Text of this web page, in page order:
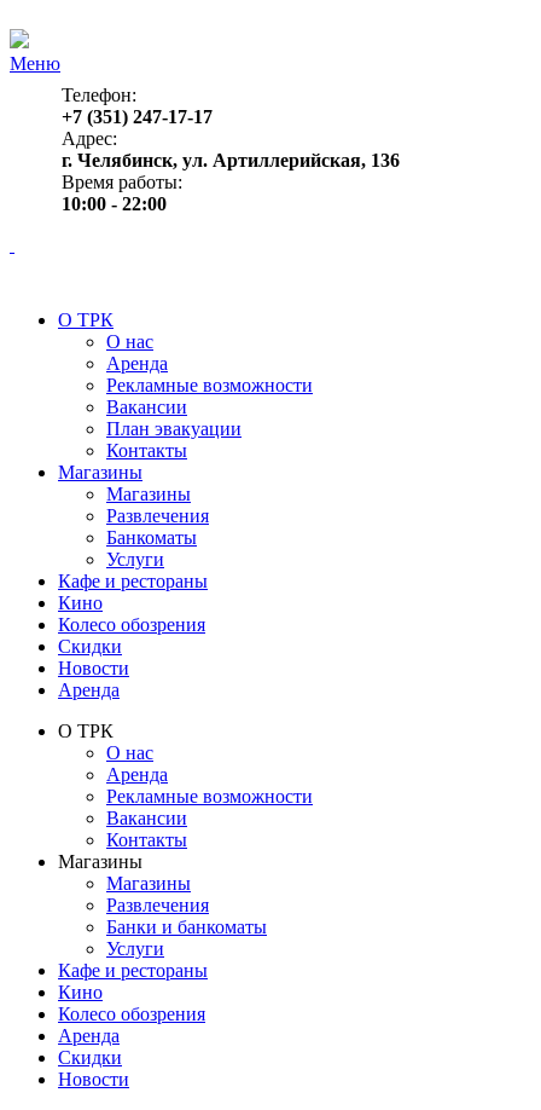
Меню
Телефон:
+7 (351) 247-17-17
Адрес:
г. Челябинск, ул. Артиллерийская, 136
Время работы:
10:00 - 22:00
О ТРК
О нас
Аренда
Рекламные возможности
Вакансии
План эвакуации
Контакты
Магазины
Магазины
Развлечения
Банкоматы
Услуги
Кафе и рестораны
Кино
Колесо обозрения
Скидки
Новости
Аренда
О ТРК
О нас
Аренда
Рекламные возможности
Вакансии
Контакты
Магазины
Магазины
Развлечения
Банки и банкоматы
Услуги
Кафе и рестораны
Кино
Колесо обозрения
Аренда
Скидки
Новости